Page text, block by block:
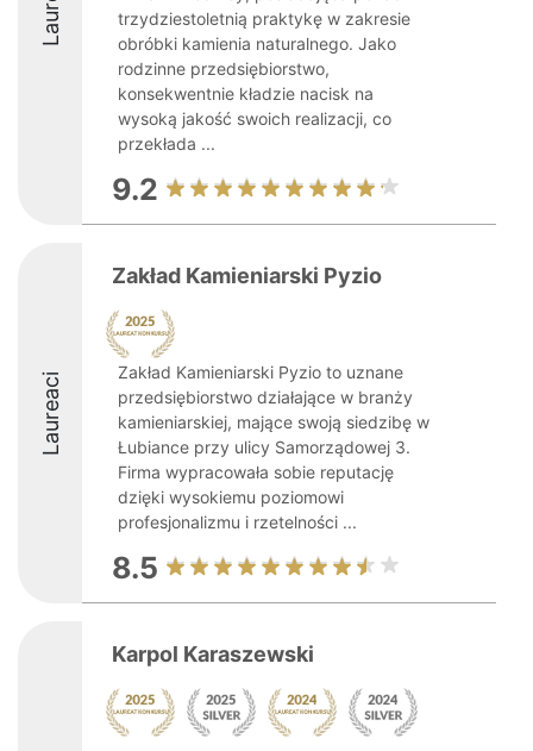
trzydziestoletnią praktykę w zakresie
obróbki kamienia naturalnego. Jako
rodzinne przedsiębiorstwo,
konsekwentnie kładzie nacisk na
wysoką jakość swoich realizacji, co
przekłada ...
9.2
Laureaci
Zakład Kamieniarski Pyzio
Zakład Kamieniarski Pyzio to uznane
przedsiębiorstwo działające w branży
kamieniarskiej, mające swoją siedzibę w
Łubiance przy ulicy Samorządowej 3.
Firma wypracowała sobie reputację
dzięki wysokiemu poziomowi
profesjonalizmu i rzetelności ...
8.5
Karpol Karaszewski